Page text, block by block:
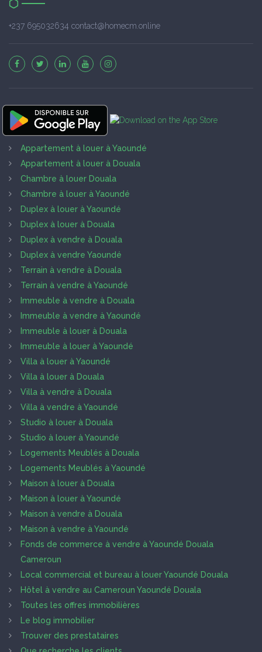
+237 695032634 contact@homecm.online
Appartement à louer à Yaoundé
Appartement à louer à Douala
Chambre à louer Douala
Chambre à louer à Yaoundé
Duplex à louer à Yaoundé
Duplex à louer à Douala
Duplex à vendre à Douala
Duplex à vendre Yaoundé
Terrain à vendre à Douala
Terrain à vendre à Yaoundé
Immeuble à vendre à Douala
Immeuble à vendre à Yaoundé
Immeuble à louer à Douala
Immeuble à louer à Yaoundé
Villa à louer à Yaoundé
Villa à louer à Douala
Villa à vendre à Douala
Villa à vendre à Yaoundé
Studio à louer à Douala
Studio à louer à Yaoundé
Logements Meublés à Douala
Logements Meublés à Yaoundé
Maison à louer à Douala
Maison à louer à Yaoundé
Maison à vendre à Douala
Maison à vendre à Yaoundé
Fonds de commerce à vendre à Yaoundé Douala
Cameroun
Local commercial et bureau à louer Yaoundé Douala
Hôtel à vendre au Cameroun Yaoundé Douala
Toutes les offres immobilières
Le blog immobilier
Trouver des prestataires